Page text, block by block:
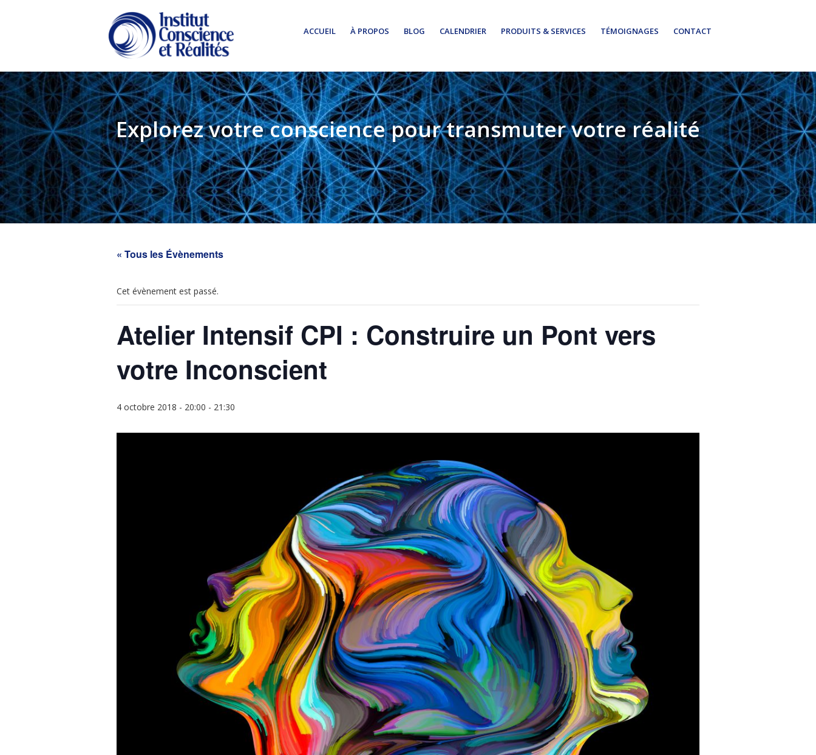
ACCUEIL À PROPOS BLOG CALENDRIER PRODUITS & SERVICES TÉMOIGNAGES CONTACT
Explorez votre conscience pour transmuter votre réalité
« Tous les Évènements
Cet évènement est passé.
Atelier Intensif CPI : Construire un Pont vers
votre Inconscient
4 octobre 2018 - 20:00 - 21:30